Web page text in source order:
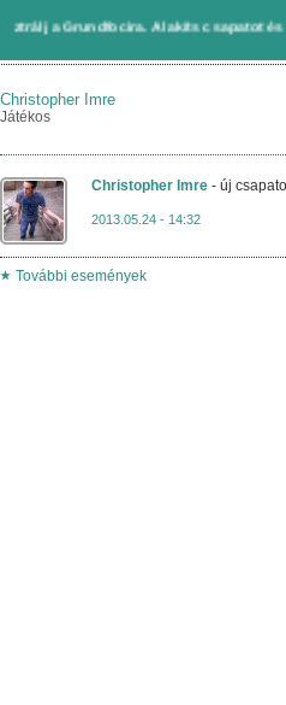
Alakíts csapatot és játssz
Christopher Imre
Játékos
Christopher Imre- új
2013.05.24 - 14:32
További események